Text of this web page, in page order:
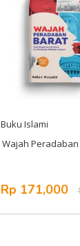
Buku Islami
Wajah
Rp 171,000